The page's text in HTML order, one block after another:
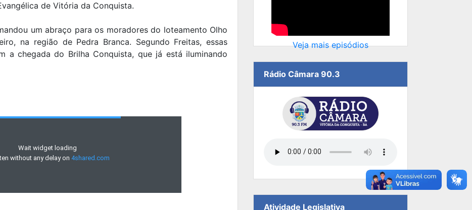
de Vitória da Conquista.
um abraço para os moradores do loteamento Olho
na região de Pedra Branca. Segundo Freitas, essas
a chegada do Brilha Conquista, que já está iluminando
Veja mais episódios
Rádio Câmara 90.3
Atividade Legislativa